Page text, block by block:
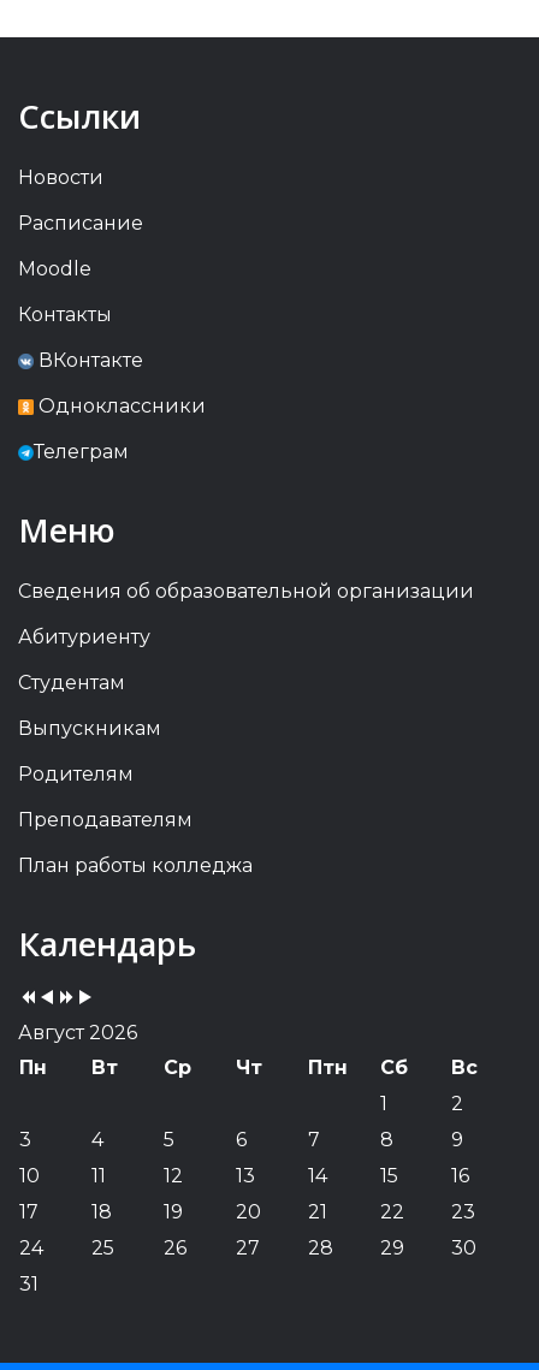
Ссылки
Новости
Расписание
Moodle
Контакты
ВКонтакте
Одноклассники
Телеграм
Меню
Сведения об образовательной организации
Абитуриенту
Студентам
Выпускникам
Родителям
Преподавателям
План работы колледжа
Календарь
Previous
Year
Previous
Month
YearMonth
Август 2026
Пн
Вт Ср Чт Птн Сб
Вс
1
2
3
4 5 6 7 8
9
10
11 12 13 14 15
16
17
18 19 20 21 22
23
24
25 26 27 28 29
30
31